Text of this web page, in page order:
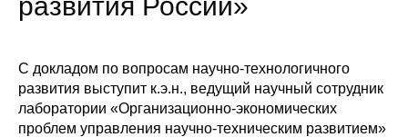
Противодействие коррупции
Материалы для СМИ
С докладом по вопросам научно-технологичного
развития выступит к.э.н., ведущий научный сотрудник
лаборатории «Организационно-экономических
проблем управления научно-техническим развитием»